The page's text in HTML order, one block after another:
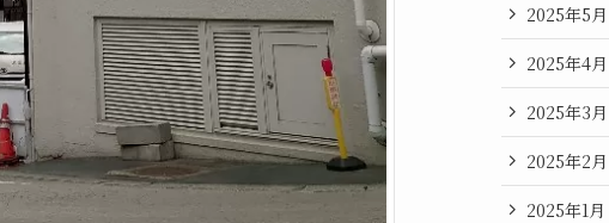
2025年5月
2025年4月
2025年3月
2025年2月
2025年1月